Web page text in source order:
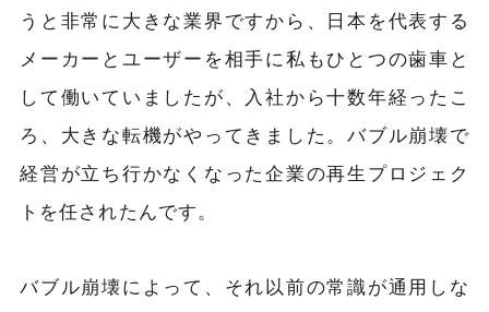
うと非常に大きな業界ですから、日本を代表する
メーカーとユーザーを相手に私もひとつの歯車と
して働いていましたが、入社から十数年経ったこ
ろ、大きな転機がやってきました。バブル崩壊で
経営が立ち行かなくなった企業の再生プロジェク
トを任されたんです。
バブル崩壊によって、それ以前の常識が通用しな